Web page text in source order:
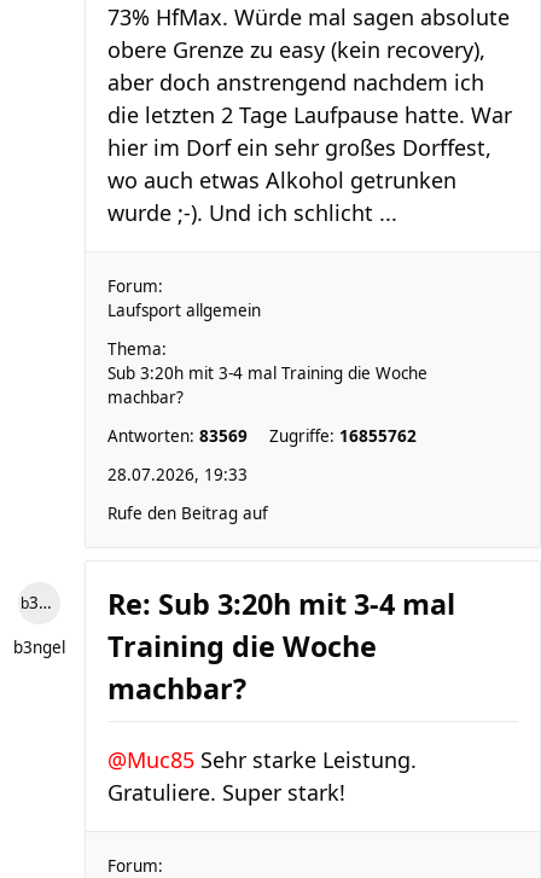
73% HfMax. Würde mal sagen absolute
obere Grenze zu easy (kein recovery),
aber doch anstrengend nachdem ich
die letzten 2 Tage Laufpause hatte. War
hier im Dorf ein sehr großes Dorffest,
wo auch etwas Alkohol getrunken
wurde ;-). Und ich schlicht ...
Forum:
Laufsport allgemein
Thema:
Sub 3:20h mit 3-4 mal Training die Woche
machbar?
Antworten: 83569 Zugriffe: 16855762
28.07.2026, 19:33
Rufe den Beitrag auf
b3ngel
b3ngel
Re: Sub 3:20h mit 3-4 mal
Training die Woche
machbar?
@Muc85 Sehr starke Leistung.
Gratuliere. Super stark!
Forum: